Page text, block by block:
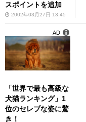
スポイントを追加
2002年03月27日 13:45
「世界で最も高級な
犬猫ランキング」1
位のセレブな姿に驚
き！
AD